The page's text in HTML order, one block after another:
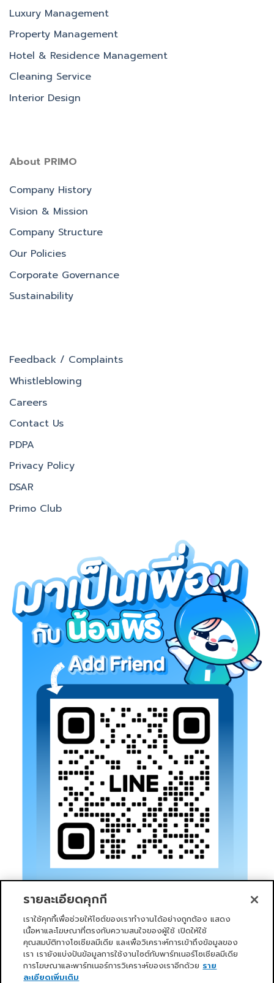
Luxury Management
Property Management
Hotel & Residence Management
Cleaning Service
Interior Design
About PRIMO
Company History
Vision & Mission
Company Structure
Our Policies
Corporate Governance
Sustainability
Feedback / Complaints
Whistleblowing
Careers
Contact Us
PDPA
Privacy Policy
DSAR
Primo Club
หน้าแรก บริการของเรา ข่าวสารและกิจกรรม PRIMO CLUB
เกี่ยวกับเรา นักลงทุนสัมพันธ์
รายละเอียดคุกกี้
เราใช้คุกกี้เพื่อช่วยให้ไซต์ของเราทำงานได้อย่างถูกต้อง แสดง
เนื้อหาและโฆษณาที่ตรงกับความสนใจของผู้ใช้ เปิดให้ใช้
คุณสมบัติทางโซเชียลมีเดีย และเพื่อวิเคราะห์การเข้าถึงข้อมูลของ
เรา เรายังแบ่งปันข้อมูลการใช้งานไซต์กับพาร์ทเนอร์โซเชียลมีเดีย
การโฆษณาและพาร์ทเนอร์การวิเคราะห์ของเราอีกด้วย ราย
ละเอียดเพิ่มเติม